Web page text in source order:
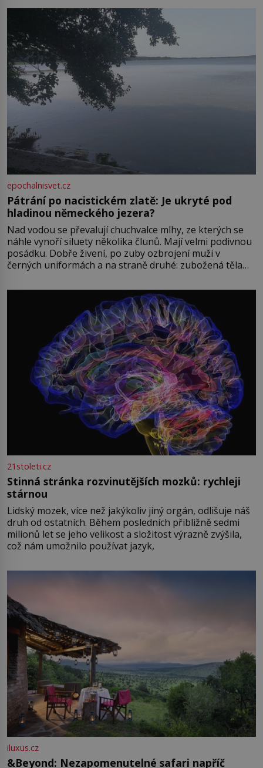
Boskovice na okraji Drahanské vrchoviny vznikla někdy
ve13. století, a už v roce 1313 kronikáři zaznamenali
epochalnisvet.cz
Pátrání po nacistickém zlatě: Je ukryté pod
hladinou německého jezera?
Nad vodou se převalují chuchvalce mlhy, ze kterých se
náhle vynoří siluety několika člunů. Mají velmi podivnou
posádku. Dobře živení, po zuby ozbrojení muži v
černých uniformách a na straně druhé: zubožená těla
přízračná scéna znamená? Je jaro roku 1945, druhá
světová válka se chýlí ke konci. Jezero Stolpsee
21stoleti.cz
Stinná stránka rozvinutějších mozků: rychleji
stárnou
Lidský mozek, více než jakýkoliv jiný orgán, odlišuje náš
druh od ostatních. Během posledních přibližně sedmi
milionů let se jeho velikost a složitost výrazně zvýšila,
což nám umožnilo používat jazyk,
iluxus.cz
&Beyond: Nezapomenutelné safari napříč